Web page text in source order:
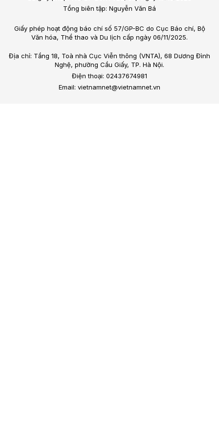
Tổng biên tập: Nguyễn Văn Bá
Giấy phép hoạt động báo chí số 57/GP-BC do Cục Báo chí, Bộ
Văn hóa, Thể thao và Du lịch cấp ngày 06/11/2025.
Địa chỉ: Tầng 18, Toà nhà Cục Viễn thông (VNTA), 68 Dương Đình
Nghệ, phường Cầu Giấy, TP. Hà Nội.
Điện thoại: 02437674981
Email: vietnamnet@vietnamnet.vn